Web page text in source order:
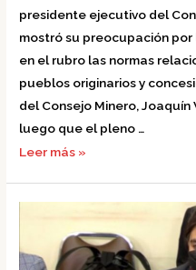
presidente ejecutivo del
mostró su preocupación
en el rubro las normas
pueblos originarios y
del Consejo Minero,
luego que el pleno …
Leer más »